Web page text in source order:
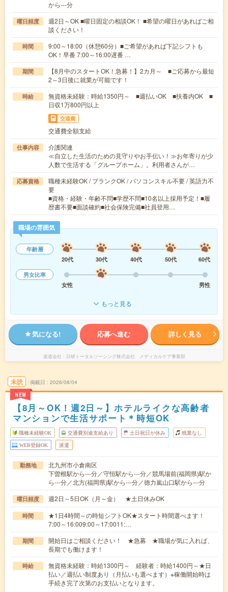
から---分
曜日頻度
週2日～OK ■曜日固定の相談OK！ ■希望の曜日があればご相
談ください！
時間
9:00～18:00（休憩60分）■ご希望があれば下記シフトも
OK！早番 7:00～16:00遅番 …
期間
【8月中のスタートOK！急募！】2カ月～ ■ご応募から最短
2～3日後に就業が可能です！
時給
無資格未経験：時給1350円～ ■週払いOK ■扶養内OK ■
日収1万800円以上
交通費
交通費全額支給
仕事内容
介護関連
≪自立した生活のための見守りやお手伝い！≫お年寄りが少
人数で生活する「グループホーム」。利用者さんが…
応募資格
職種未経験OK / ブランクOK / パソコンスキル不要 / 英語力不
要
■資格・経験・年齢不問■学歴不問■10名以上採用予定！■履
歴書不要■面談確約■社会保険完備■社員登用…
職場の雰囲気
年齢層
20代
30代 40代 50代
60代
男女比率
女性
男性
もっと見る
気になる! 応募へ進む 詳しく見る
派遣会社 日研トータルソーシング株式会社 メディカルケア事業部
未読
NEW
掲載日 2026/08/04
【8月～OK！週2日～】ホテルライクな高齢者
マンションで生活サポート＊時短OK
職種未経験OK 交通費別途支給あり 土日祝日が休み 残業なし
WEB登録OK 派遣
勤務地
北九州市小倉南区
下曽根駅から---分／守恒駅から---分／競馬場前(福岡県)駅か
ら---分／北方(福岡県)駅から---分／徳力嵐山口駅から---分
曜日頻度 週2日～5日OK（月～金） ★土日休みOK
時間
★1日4時間～の時短シフトOK★スタート時間選べます！
7:00～16:009:00～17:0011:…
期間
開始日はご相談ください！ ★急募 ★職場が気に入れば、
長期でも働けます！
時給
無資格未経験：時給1300円～ 経験者：時給1400円～★日
払い／週払い制度あり（月払いも選べます）※稼働開始時は
手続き完了次第のお支払いとなります。